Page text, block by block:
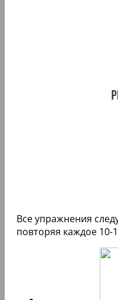
Все упражнения
повторяя каждое 10-